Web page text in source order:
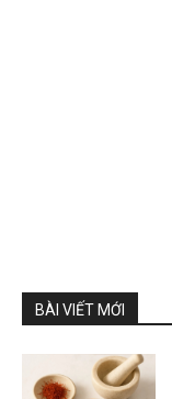
BÀI VIẾT MỚI